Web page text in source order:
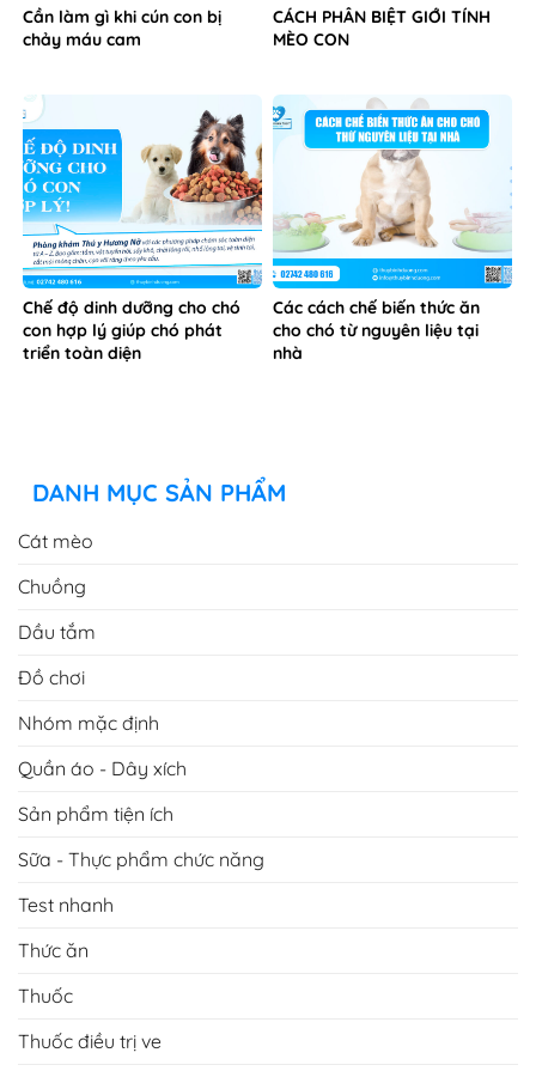
Cần làm gì khi cún con bị
chảy máu cam
CÁCH PHÂN BIỆT GIỚI TÍNH
MÈO CON
Chế độ dinh dưỡng cho chó
con hợp lý giúp chó phát
triển toàn diện
Các cách chế biến thức ăn
cho chó từ nguyên liệu tại
nhà
DANH MỤC SẢN PHẨM
Cát mèo
Chuồng
Dầu tắm
Đồ chơi
Nhóm mặc định
Quần áo - Dây xích
Sản phẩm tiện ích
Sữa - Thực phẩm chức năng
Test nhanh
Thức ăn
Thuốc
Thuốc điều trị ve